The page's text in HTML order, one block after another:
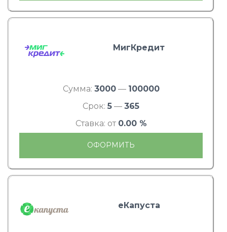
МигКредит
Сумма: 3000— 100000
Срок: 5 — 365
Ставка: от 0.00 %
ОФОРМИТЬ
еКапуста